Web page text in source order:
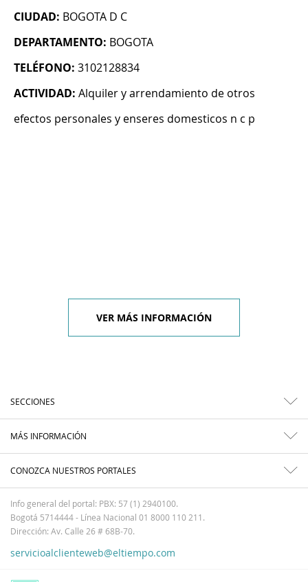
CIUDAD: BOGOTA D C
DEPARTAMENTO: BOGOTA
TELÉFONO: 3102128834
ACTIVIDAD: Alquiler y arrendamiento de otros
efectos personales y enseres domesticos n c p
VER MÁS INFORMACIÓN
SECCIONES
MÁS INFORMACIÓN
CONOZCA NUESTROS PORTALES
Info general del portal: PBX: 57 (1) 2940100.
Bogotá 5714444 - Línea Nacional 01 8000 110 211.
Dirección: Av. Calle 26 # 68B-70.
servicioalclienteweb@eltiempo.com